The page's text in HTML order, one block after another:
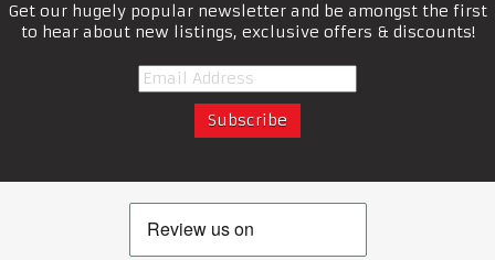
Get our hugely popular newsletter and be amongst the first
to hear about new listings, exclusive offers & discounts!